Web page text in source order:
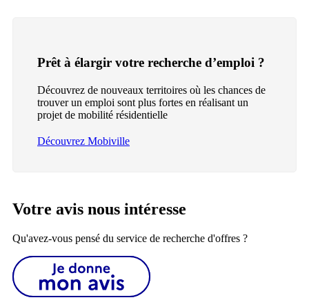
Prêt à élargir votre recherche d’emploi ?
Découvrez de nouveaux territoires où les chances de
trouver un emploi sont plus fortes en réalisant un
projet de mobilité résidentielle
Découvrez Mobiville
Votre avis nous intéresse
Qu'avez-vous pensé du service de recherche d'offres ?